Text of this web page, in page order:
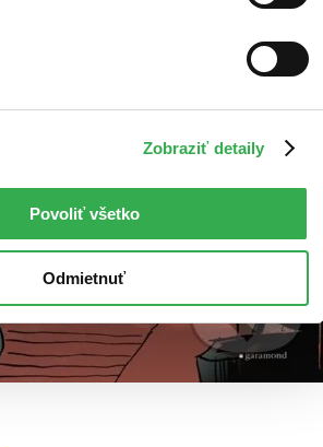
Zobraziť detaily
Povoliť všetko
Odmietnuť